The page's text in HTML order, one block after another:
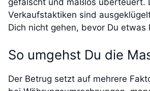
gefälscht und maßlos überteuert.
Verkaufstaktiken sind
Dich nicht gehen, bevor Du etwas
So umgehst Du die
Der Betrug setzt auf mehrere